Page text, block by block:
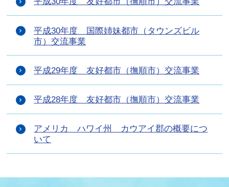
平成30年度 国際姉妹都市（タウンズビル
市）交流事業
平成29年度 友好都市（撫順市）交流事業
平成28年度 友好都市（撫順市）交流事業
アメリカ ハワイ州 カウアイ郡の概要につ
いて